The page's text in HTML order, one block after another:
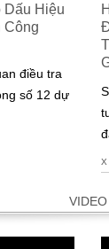
Dấu Hiệu
Công
điều tra
số 12 dự
VIDEO